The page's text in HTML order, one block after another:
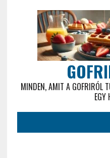
MINDEN, AMIT A GOFRIRÓL
EGY